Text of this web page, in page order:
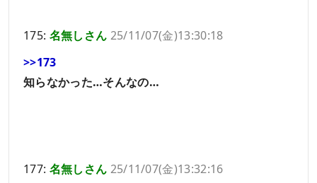
175: 名無しさん 25/11/07(金)13:30:18
>>173
知らなかった…そんなの…
177: 名無しさん 25/11/07(金)13:32:16